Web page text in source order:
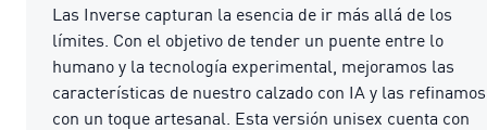
Las Inverse capturan la esencia de ir más allá de los
límites. Con el objetivo de tender un puente entre lo
humano y la tecnología experimental, mejoramos las
características de nuestro calzado con IA y las refinamos
con un toque artesanal. Esta versión unisex cuenta con